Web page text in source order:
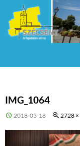
IMG_1064
2018-03-18 2728